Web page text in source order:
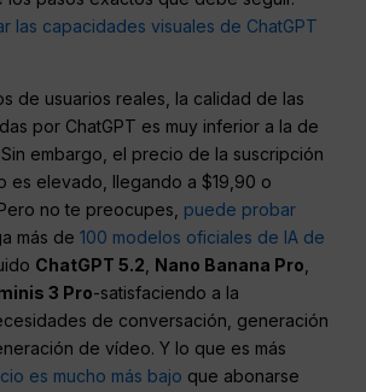
las capacidades visuales de ChatGPT
de usuarios reales, la calidad de las
por ChatGPT es muy inferior a la de
Sin embargo, el precio de la suscripción
es elevado, llegando a $19,90 o
no te preocupes, puede probar
más de100 modelos oficiales de IA de
ChatGPT 5.2 Nano Banana Pro
3 Pro-satisfaciendo a la
de conversación, generación
de vídeo. Y lo que es más
es mucho más bajo que abonarse